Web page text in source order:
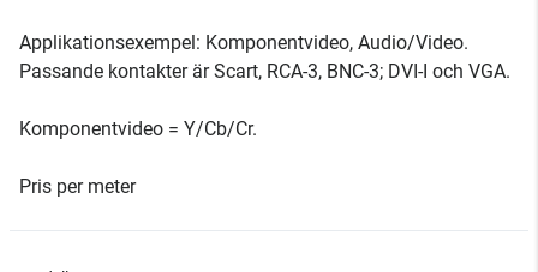
Applikationsexempel: Komponentvideo, Audio/Video.
Passande kontakter är Scart, RCA-3, BNC-3; DVI-I och VGA.
Komponentvideo = Y/Cb/Cr.
Pris per meter